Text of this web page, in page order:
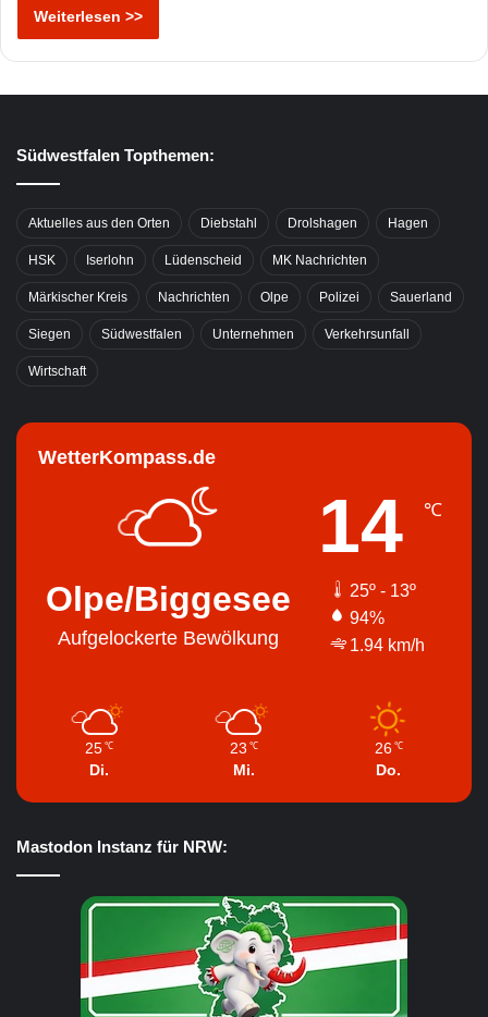
Weiterlesen >>
Südwestfalen Topthemen:
Aktuelles aus den Orten Diebstahl Drolshagen Hagen
HSK Iserlohn Lüdenscheid MK Nachrichten
Märkischer Kreis Nachrichten Olpe Polizei Sauerland
Siegen Südwestfalen Unternehmen Verkehrsunfall
Wirtschaft
WetterKompass.de
Olpe/Biggesee
Aufgelockerte Bewölkung
14 ℃
25º - 13º
94%
1.94 km/h
25 ℃
Di.
23 ℃
Mi.
26 ℃
Do.
Mastodon Instanz für NRW: